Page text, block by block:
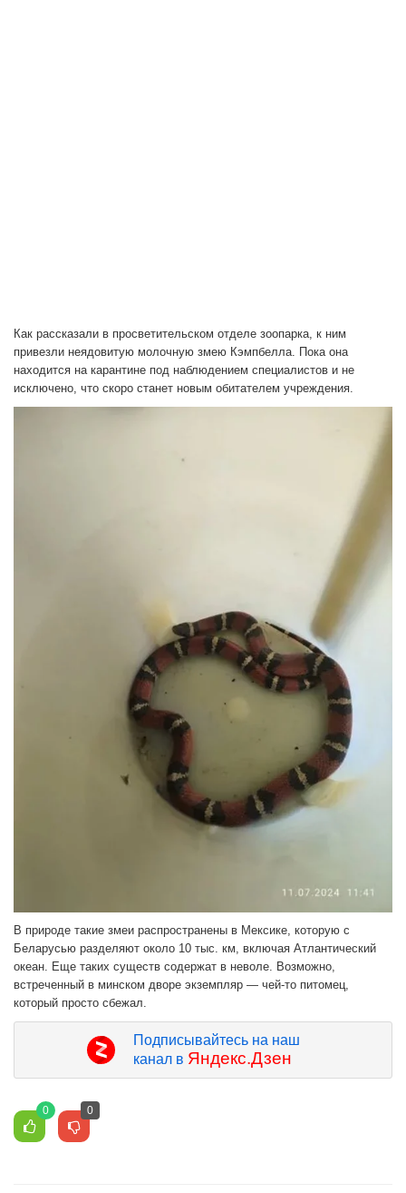
Как рассказали в просветительском отделе зоопарка, к ним
привезли неядовитую молочную змею Кэмпбелла. Пока она
находится на карантине под наблюдением специалистов и не
исключено, что скоро станет новым обитателем учреждения.
В природе такие змеи распространены в Мексике, которую с
Беларусью разделяют около 10 тыс. км, включая Атлантический
океан. Еще таких существ содержат в неволе. Возможно,
встреченный в минском дворе экземпляр — чей-то питомец,
который просто сбежал.
Подписывайтесь на наш
канал в Яндекс.Дзен
0 0